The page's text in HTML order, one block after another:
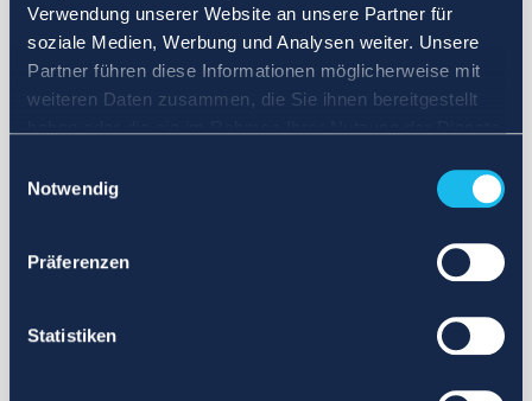
Verwendung unserer Website an unsere Partner für
soziale Medien, Werbung und Analysen weiter. Unsere
Partner führen diese Informationen möglicherweise mit
weiteren Daten zusammen, die Sie ihnen bereitgestellt
Notwendig
Präferenzen
Statistiken